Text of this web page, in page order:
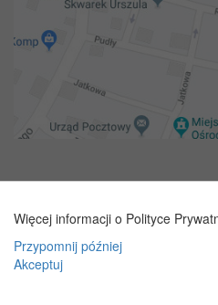
Więcej informacji o Polityce
Przypomnij później
Akceptuj